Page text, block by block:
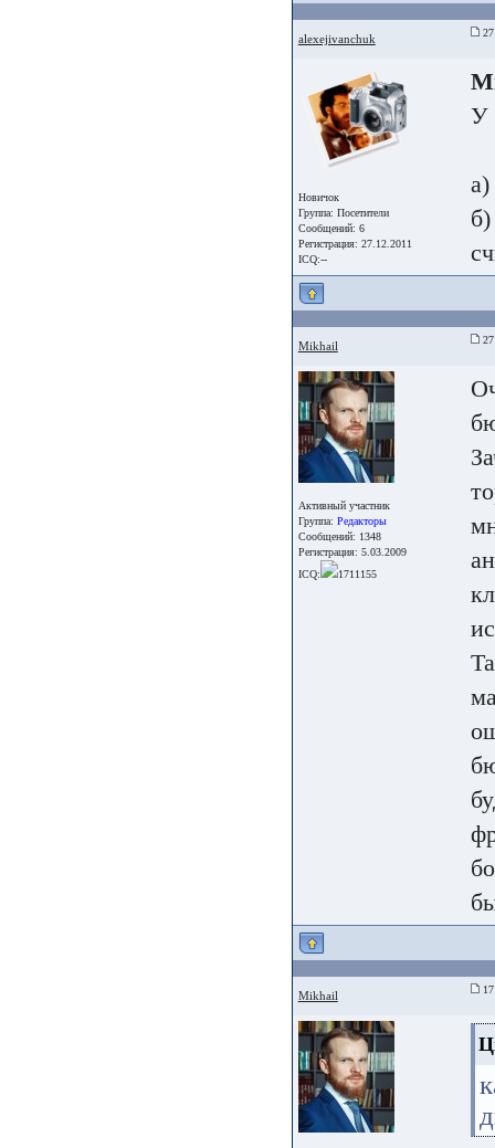
alexejivanchuk 27
Новичок
Группа: Посетители
Сообщений: 6
Регистрация: 27.12.2011
ICQ:--
У
а)
Mikhail 27
Активный участник
Группа: Редакторы
Сообщений: 1348
Регистрация: 5.03.2009
ICQ:
1711155
Mikhail 17